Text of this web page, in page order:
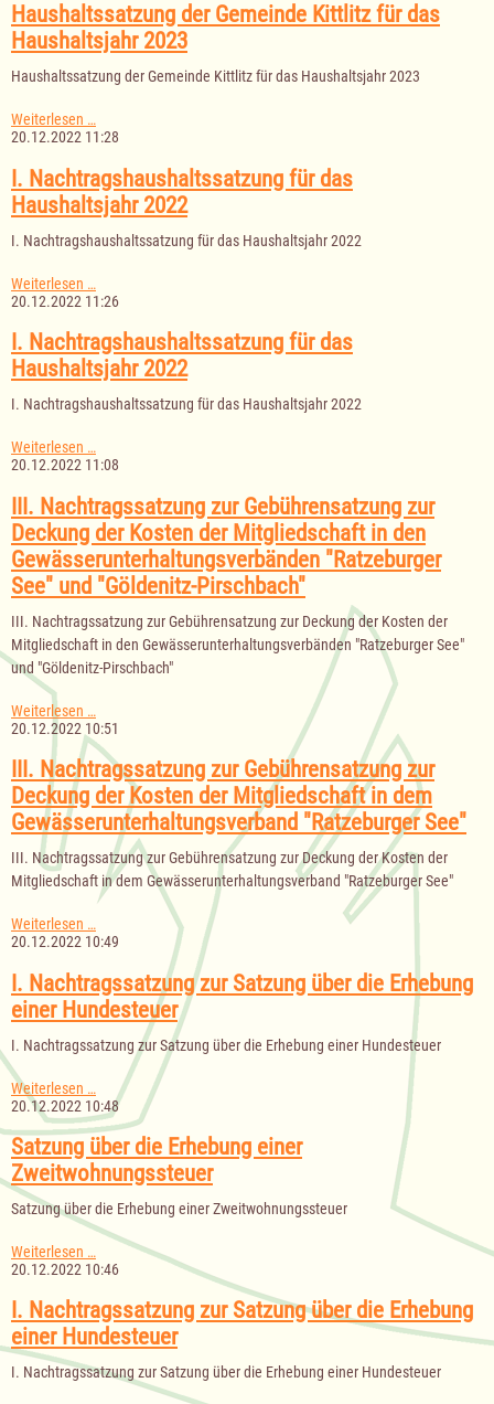
Haushaltssatzung der Gemeinde Kittlitz für das
Haushaltsjahr 2023
Haushaltssatzung der Gemeinde Kittlitz für das Haushaltsjahr 2023
Weiterlesen …Haushaltssatzung
der
Kittlitz
für
das
2023
20.12.2022 11:28
I. Nachtragshaushaltssatzung für das
Haushaltsjahr 2022
I. Nachtragshaushaltssatzung für das Haushaltsjahr 2022
Weiterlesen …
Nachtragshaushaltssatzung
das
Haushaltsjahr
2022
20.12.2022 11:26
I. Nachtragshaushaltssatzung für das
Haushaltsjahr 2022
I. Nachtragshaushaltssatzung für das Haushaltsjahr 2022
Weiterlesen …I.
Nachtragshaushaltssatzung
das
Haushaltsjahr
2022
20.12.2022 11:08
III. Nachtragssatzung zur Gebührensatzung zur
Deckung der Kosten der Mitgliedschaft in den
Gewässerunterhaltungsverbänden "Ratzeburger
See" und "Göldenitz-Pirschbach"
III. Nachtragssatzung zur Gebührensatzung zur Deckung der Kosten der
Mitgliedschaft in den Gewässerunterhaltungsverbänden "Ratzeburger See"
und "Göldenitz-Pirschbach"
Weiterlesen …
Nachtragssatzung
zur
Gebührensatzung
zur
Deckung
der
Kosten
der
Mitgliedschaft
in
den
Gewässerunterhaltungsverbänden
"Ratzeburger
und
"Göldenitz-
Pirschbach"
20.12.2022 10:51
III. Nachtragssatzung zur Gebührensatzung zur
Deckung der Kosten der Mitgliedschaft in dem
Gewässerunterhaltungsverband "Ratzeburger See"
III. Nachtragssatzung zur Gebührensatzung zur Deckung der Kosten der
Mitgliedschaft in dem Gewässerunterhaltungsverband "Ratzeburger See"
Weiterlesen …
Nachtragssatzung
Gebührensatzung
zur
Deckung
Kosten
Mitgliedschaft
in
dem
Gewässerunterhaltungsverband
"Ratzeburger
See"
20.12.2022 10:49
I. Nachtragssatzung zur Satzung über die Erhebung
einer Hundesteuer
I. Nachtragssatzung zur Satzung über die Erhebung einer Hundesteuer
Weiterlesen …
Nachtragssatzung
zur
Satzung
über
die
einer
Hundesteuer
20.12.2022 10:48
Satzung über die Erhebung einer
Zweitwohnungssteuer
Satzung über die Erhebung einer Zweitwohnungssteuer
Weiterlesen … Satzung
über
Erhebung
einer
Zweitwohnungssteuer
20.12.2022 10:46
I. Nachtragssatzung zur Satzung über die Erhebung
einer Hundesteuer
I. Nachtragssatzung zur Satzung über die Erhebung einer Hundesteuer